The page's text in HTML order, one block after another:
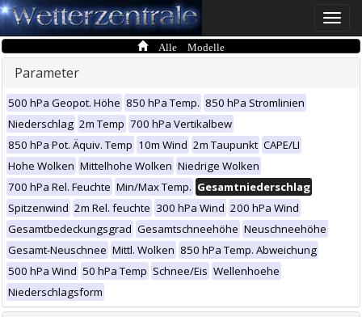
Toggle
Alle Modelle
Parameter
500 hPa Geopot. Höhe 850 hPa Temp. 850 hPa Stromlinien
Niederschlag 2m Temp 700 hPa Vertikalbew
850 hPa Pot. Äquiv. Temp 10m Wind 2m Taupunkt CAPE/LI
Hohe Wolken Mittelhohe Wolken Niedrige Wolken
700 hPa Rel. Feuchte Min/Max Temp. Gesamtniederschlag
Spitzenwind 2m Rel. feuchte 300 hPa Wind 200 hPa Wind
Gesamtbedeckungsgrad Gesamtschneehöhe Neuschneehöhe
Gesamt-Neuschnee Mittl. Wolken 850 hPa Temp. Abweichung
500 hPa Wind 50 hPa Temp Schnee/Eis Wellenhoehe
Niederschlagsform